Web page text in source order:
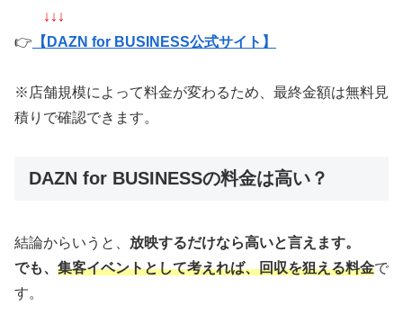
↓↓↓
👉 【DAZN for BUSINESS公式サイト】
※店舗規模によって料金が変わるため、最終金額は無料見
積りで確認できます。
DAZN for BUSINESSの料金は高い？
結論からいうと、 放映するだけなら高いと言えます。
でも、 集客イベントとして考えれば、回収を狙える料金で
す。